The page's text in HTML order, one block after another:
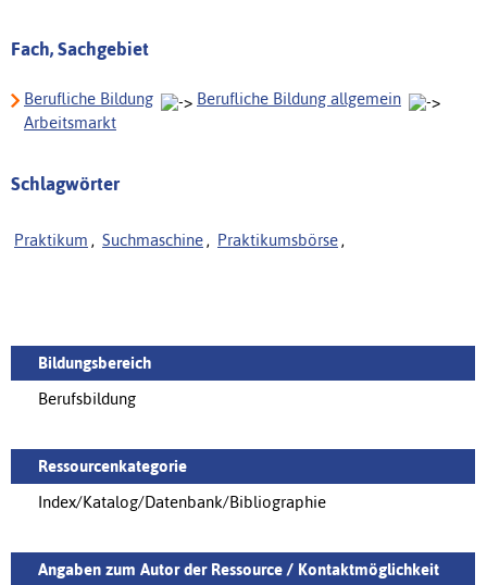
Fach, Sachgebiet
Berufliche Bildung
Berufliche Bildung allgemein
Arbeitsmarkt
Schlagwörter
Praktikum , Suchmaschine , Praktikumsbörse ,
Bildungsbereich
Berufsbildung
Ressourcenkategorie
Index/Katalog/Datenbank/Bibliographie
Angaben zum Autor der Ressource / Kontaktmöglichkeit